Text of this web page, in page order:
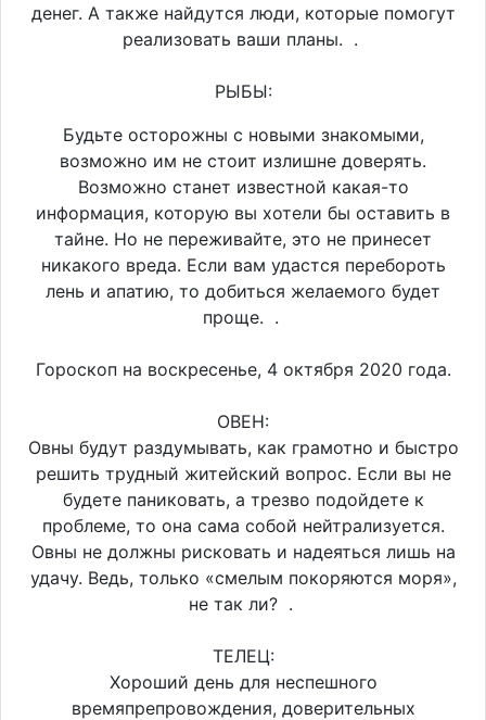
денег. А также найдутся люди, которые помогут
реализовать ваши планы. .
РЫБЫ:
Будьте осторожны с новыми знакомыми,
возможно им не стоит излишне доверять.
Возможно станет известной какая-то
информация, которую вы хотели бы оставить в
тайне. Но не переживайте, это не принесет
никакого вреда. Если вам удастся перебороть
лень и апатию, то добиться желаемого будет
проще. .
Гороскоп на воскресенье, 4 октября 2020 года.
ОВЕН:
Овны будут раздумывать, как грамотно и быстро
решить трудный житейский вопрос. Если вы не
будете паниковать, а трезво подойдете к
проблеме, то она сама собой нейтрализуется.
Овны не должны рисковать и надеяться лишь на
удачу. Ведь, только «смелым покоряются моря»,
не так ли? .
ТЕЛЕЦ:
Хороший день для неспешного
времяпрепровождения, доверительных